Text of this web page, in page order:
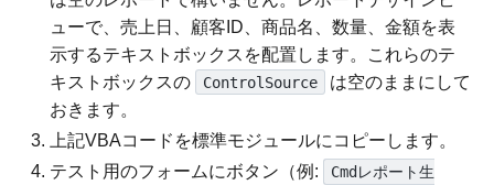
ューで、売上日、顧客ID、商品名、数量、金額を表
示するテキストボックスを配置します。これらのテ
キストボックスの
ControlSource
は空のままにして
おきます。
上記VBAコードを標準モジュールにコピーします。
テスト用のフォームにボタン（例:
Cmdレポート生